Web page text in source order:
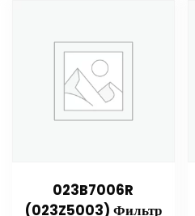
023B7006R
(023Z5003) Фильтр